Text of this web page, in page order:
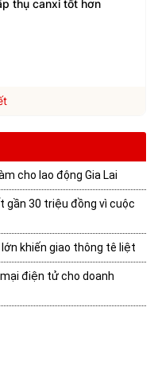
thụ canxi tốt hơn
cho lao động Gia Lai
gần 30 triệu đồng vì cuộc
khiến giao thông tê liệt
điện tử cho doanh